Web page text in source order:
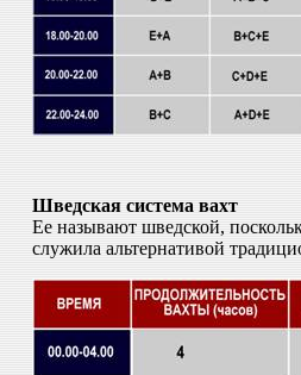
Шведская система вахт
Ее называют шведской,
служила альтернативой